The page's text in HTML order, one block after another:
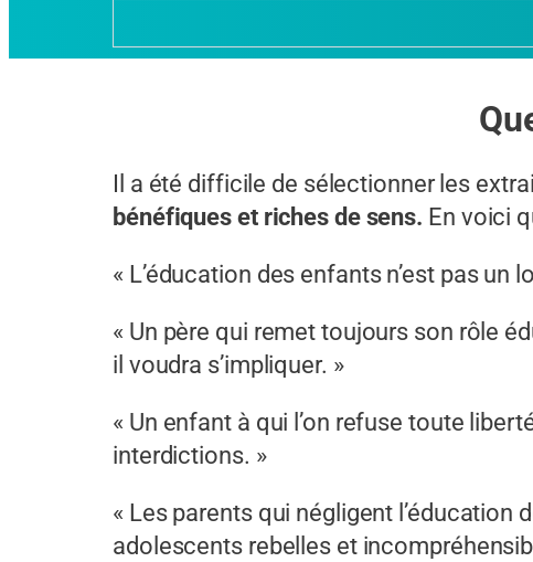
Il a été difficile de sélectionner les
bénéfiques et riches de sens. En voici
« L’éducation des enfants n’est pas un
« Un père qui remet toujours son rôle
il voudra s’impliquer. »
« Un enfant à qui l’on refuse toute
interdictions. »
« Les parents qui négligent
adolescents rebelles et